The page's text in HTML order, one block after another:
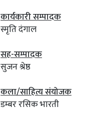
कार्यकारी सम्पादक
स्मृति दंगाल
सह-सम्पादक
सुजन श्रेष्ठ
कला/साहित्य संयोजक
डम्बर रसिक भारती